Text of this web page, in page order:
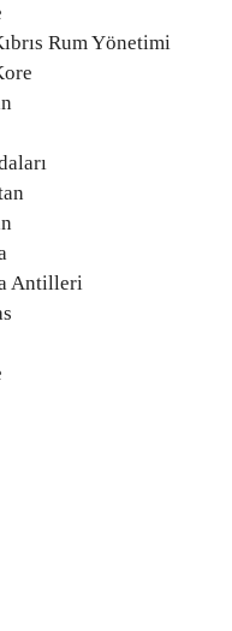
Rum Yönetimi
Antilleri